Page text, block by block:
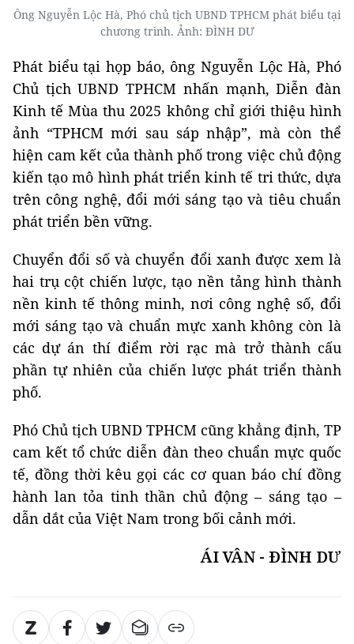
Ông Nguyễn Lộc Hà, Phó chủ tịch UBND TPHCM phát biểu tại
chương trình. Ảnh: ĐÌNH DƯ
Phát biểu tại họp báo, ông Nguyễn Lộc Hà, Phó
Chủ tịch UBND TPHCM nhấn mạnh, Diễn đàn
Kinh tế Mùa thu 2025 không chỉ giới thiệu hình
ảnh “TPHCM mới sau sáp nhập”, mà còn thể
hiện cam kết của thành phố trong việc chủ động
kiến tạo mô hình phát triển kinh tế tri thức, dựa
trên công nghệ, đổi mới sáng tạo và tiêu chuẩn
phát triển bền vững.
Chuyển đổi số và chuyển đổi xanh được xem là
hai trụ cột chiến lược, tạo nền tảng hình thành
nền kinh tế thông minh, nơi công nghệ số, đổi
mới sáng tạo và chuẩn mực xanh không còn là
các dự án thí điểm rời rạc mà trở thành cấu
phần tự nhiên của chiến lược phát triển thành
phố.
Phó Chủ tịch UBND TPHCM cũng khẳng định, TP
cam kết tổ chức diễn đàn theo chuẩn mực quốc
tế, đồng thời kêu gọi các cơ quan báo chí đồng
hành lan tỏa tinh thần chủ động – sáng tạo –
dẫn dắt của Việt Nam trong bối cảnh mới.
ÁI VÂN - ĐÌNH DƯ